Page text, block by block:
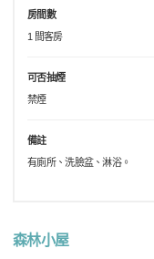
房間數
1 間客房
可否抽煙
禁煙
備註
有廁所、洗臉盆、淋浴。
森林小屋